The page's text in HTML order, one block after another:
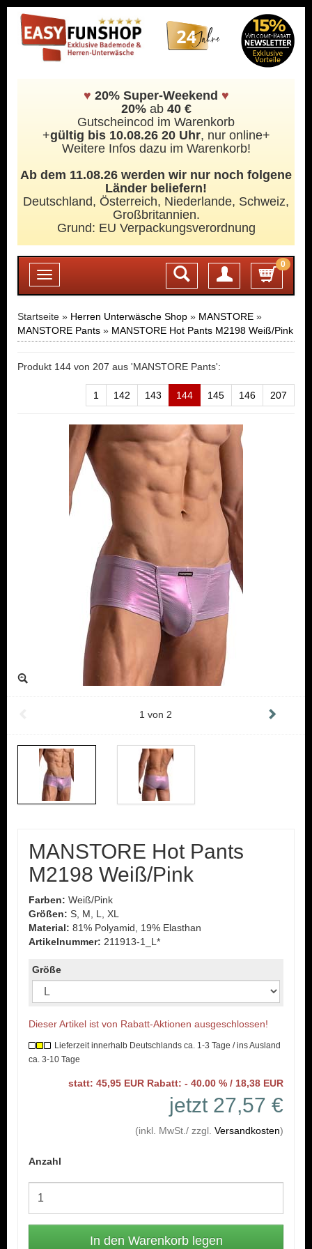
♥ 20% Super-Weekend ♥
20%ab 40 €
Gutscheincod im Warenkorb
+gültig bis 10.08.26 20 Uhr, nur online+
Weitere Infos dazu im Warenkorb!
Ab dem 11.08.26 werden wir nur noch folgene
Länder beliefern!
Deutschland, Österreich, Niederlande, Schweiz,
Großbritannien.
Grund: EU Verpackungsverordnung
Toggle
navigation
0
Login
Startseite » Herren Unterwäsche Shop » MANSTORE »
MANSTORE Pants » MANSTORE Hot Pants M2198 Weiß/Pink
Produkt 144 von 207 aus 'MANSTORE Pants':
1 142 143 144 145 146 207
1 von 2
MANSTORE Hot Pants
M2198 Weiß/Pink
Farben: Weiß/Pink
Größen: S, M, L, XL
Material: 81% Polyamid, 19% Elasthan
Artikelnummer: 211913-1_L*
Größe
Dieser Artikel ist von Rabatt-Aktionen ausgeschlossen!
Lieferzeit innerhalb Deutschlands ca. 1-3 Tage / ins Ausland
ca. 3-10 Tage
statt: 45,95 EUR Rabatt: - 40.00 % / 18,38 EUR
jetzt 27,57 €
(inkl. MwSt./ zzgl. Versandkosten)
Anzahl